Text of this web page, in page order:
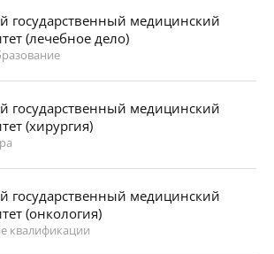
государственный медицинский
(лечебное дело)
государственный медицинский
(хирургия)
государственный медицинский
(онкология)
квалификации